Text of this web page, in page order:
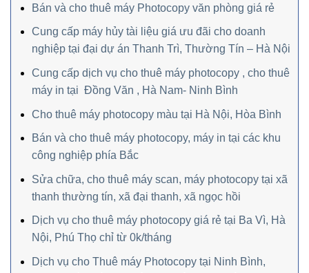
Bán và cho thuê máy Photocopy văn phòng giá rẻ
Cung cấp máy hủy tài liệu giá ưu đãi cho doanh
nghiệp tại đại dự án Thanh Trì, Thường Tín – Hà Nội
Cung cấp dịch vụ cho thuê máy photocopy , cho thuê
máy in tại Đồng Văn , Hà Nam- Ninh Bình
Cho thuê máy photocopy màu tại Hà Nội, Hòa Bình
Bán và cho thuê máy photocopy, máy in tại các khu
công nghiệp phía Bắc
Sửa chữa, cho thuê máy scan, máy photocopy tại xã
thanh thường tín, xã đại thanh, xã ngọc hồi
Dịch vụ cho thuê máy photocopy giá rẻ tại Ba Vì, Hà
Nội, Phú Thọ chỉ từ 0k/tháng
Dịch vụ cho Thuê máy Photocopy tại Ninh Bình,